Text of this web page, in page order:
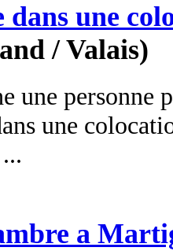
dans une
/ Valais)
une personne
une
a